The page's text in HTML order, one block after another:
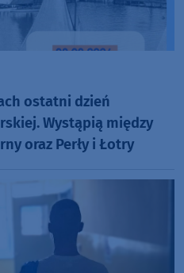
ostatni dzień
Wystąpią między
oraz Perły i Łotry